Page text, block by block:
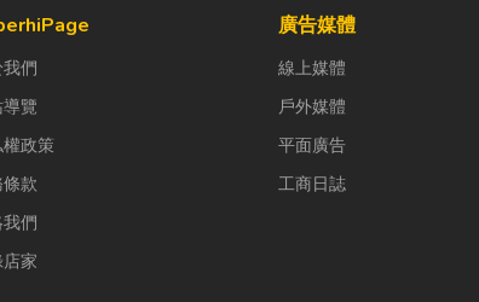
們
覽
政策
款
們
家
廣告媒體
線上媒體
戶外媒體
平面廣告
工商日誌